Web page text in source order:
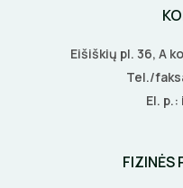
Eišiškių pl. 36, A
Tel./
El. p.:
FIZINĖS